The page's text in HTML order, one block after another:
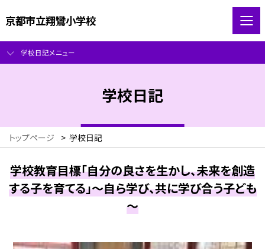
京都市立翔鸞小学校
学校日記メニュー
学校日記
トップページ > 学校日記
学校教育目標「自分の良さを生かし、未来を創造
する子を育てる」～自ら学び、共に学び合う子ども
～